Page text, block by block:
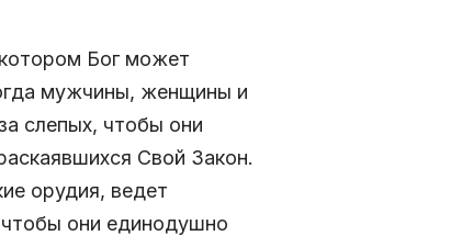
Бог может
мужчины, женщины и
слепых, чтобы они
Свой Закон.
орудия, ведет
они единодушно